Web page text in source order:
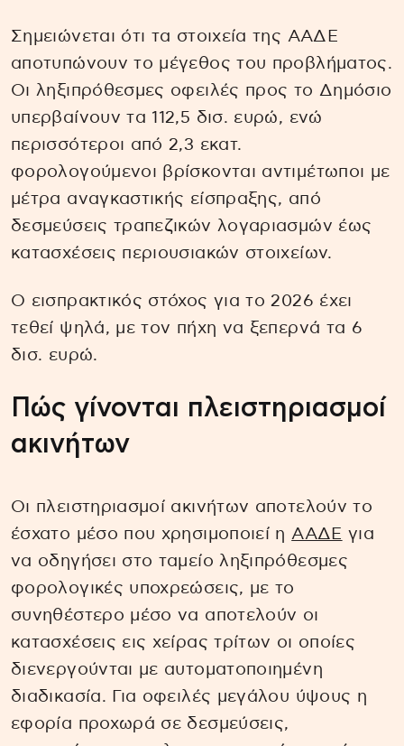
Σημειώνεται ότι τα στοιχεία της ΑΑΔΕ
αποτυπώνουν το μέγεθος του προβλήματος.
Οι ληξιπρόθεσμες οφειλές προς το Δημόσιο
υπερβαίνουν τα 112,5 δισ. ευρώ, ενώ
περισσότεροι από 2,3 εκατ.
φορολογούμενοι βρίσκονται αντιμέτωποι με
μέτρα αναγκαστικής είσπραξης, από
δεσμεύσεις τραπεζικών λογαριασμών έως
κατασχέσεις περιουσιακών στοιχείων.
Ο εισπρακτικός στόχος για το 2026 έχει
τεθεί ψηλά, με τον πήχη να ξεπερνά τα 6
δισ. ευρώ.
Πώς γίνονται πλειστηριασμοί
ακινήτων
Οι πλειστηριασμοί ακινήτων αποτελούν το
έσχατο μέσο που χρησιμοποιεί ηΑΑΔΕ για
να οδηγήσει στο ταμείο ληξιπρόθεσμες
φορολογικές υποχρεώσεις, με το
συνηθέστερο μέσο να αποτελούν οι
κατασχέσεις εις χείρας τρίτων οι οποίες
διενεργούνται με αυτοματοποιημένη
διαδικασία. Για οφειλές μεγάλου ύψους η
εφορία προχωρά σε δεσμεύσεις,